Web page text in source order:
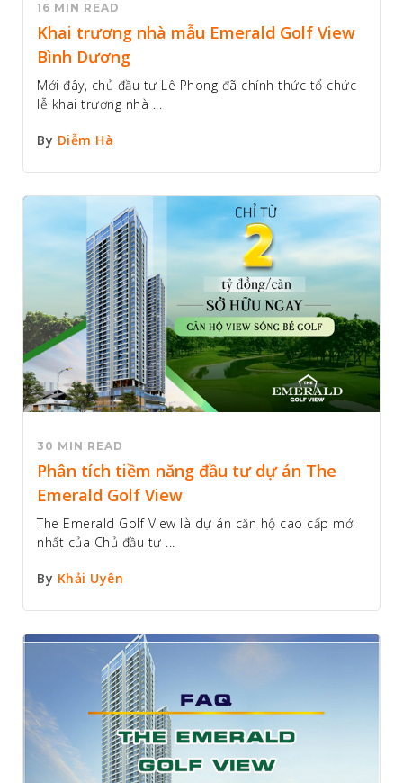
16 MIN READ
Khai trương nhà mẫu Emerald Golf View
Bình Dương
Mới đây, chủ đầu tư Lê Phong đã chính thức tổ chức
lễ khai trương nhà ...
By Diễm Hà
30 MIN READ
Phân tích tiềm năng đầu tư dự án The
Emerald Golf View
The Emerald Golf View là dự án căn hộ cao cấp mới
nhất của Chủ đầu tư ...
By Khải Uyên